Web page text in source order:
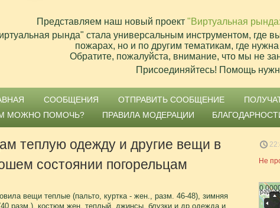
Представляем наш новый проект "Виртуальная
рында" стала универсальным инструментом, где
пожарах, но и по другим тематикам, где
Обратите, пожалуйста, внимание, что мы не
Присоединяйтесь! Помощь
СООБЩЕНИЯ ОТПРАВИТЬ СООБЩЕНИЕ
МОЖНО ПОМОЧЬ?
ПРАВИЛА МОДЕРАЦИИ
теплую одежду и другие вещи в
состоянии погорельцам
вещи теплые (пальто, куртка - жен., разм. 46-48), зимняя
разм.), костюм жен. теплый, джинсы, блузки и др.одежда и
Не